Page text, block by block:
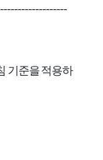
기준을 적용하